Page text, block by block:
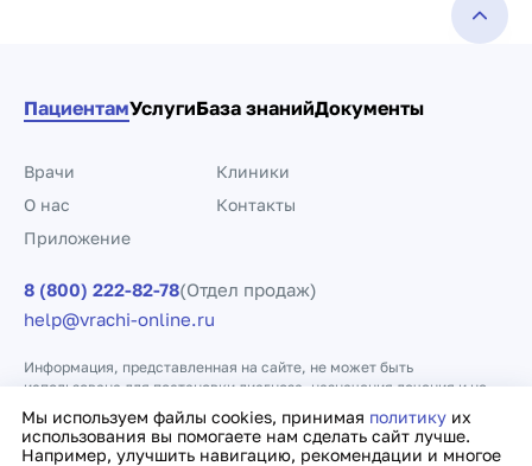
Мы используем файлы cookies, принимая политику их
использования вы помогаете нам сделать сайт лучше.
Например, улучшить навигацию, рекомендации и многое
ПациентамУслугиБаза знанийДокументы
Врачи
Клиники
О нас
Контакты
Приложение
8 (800) 222-82-78(Отдел продаж)
help@vrachi-online.ru
Информация, представленная на сайте, не может быть
использована для постановки диагноза, назначения лечения и не
заменяет прием врача.